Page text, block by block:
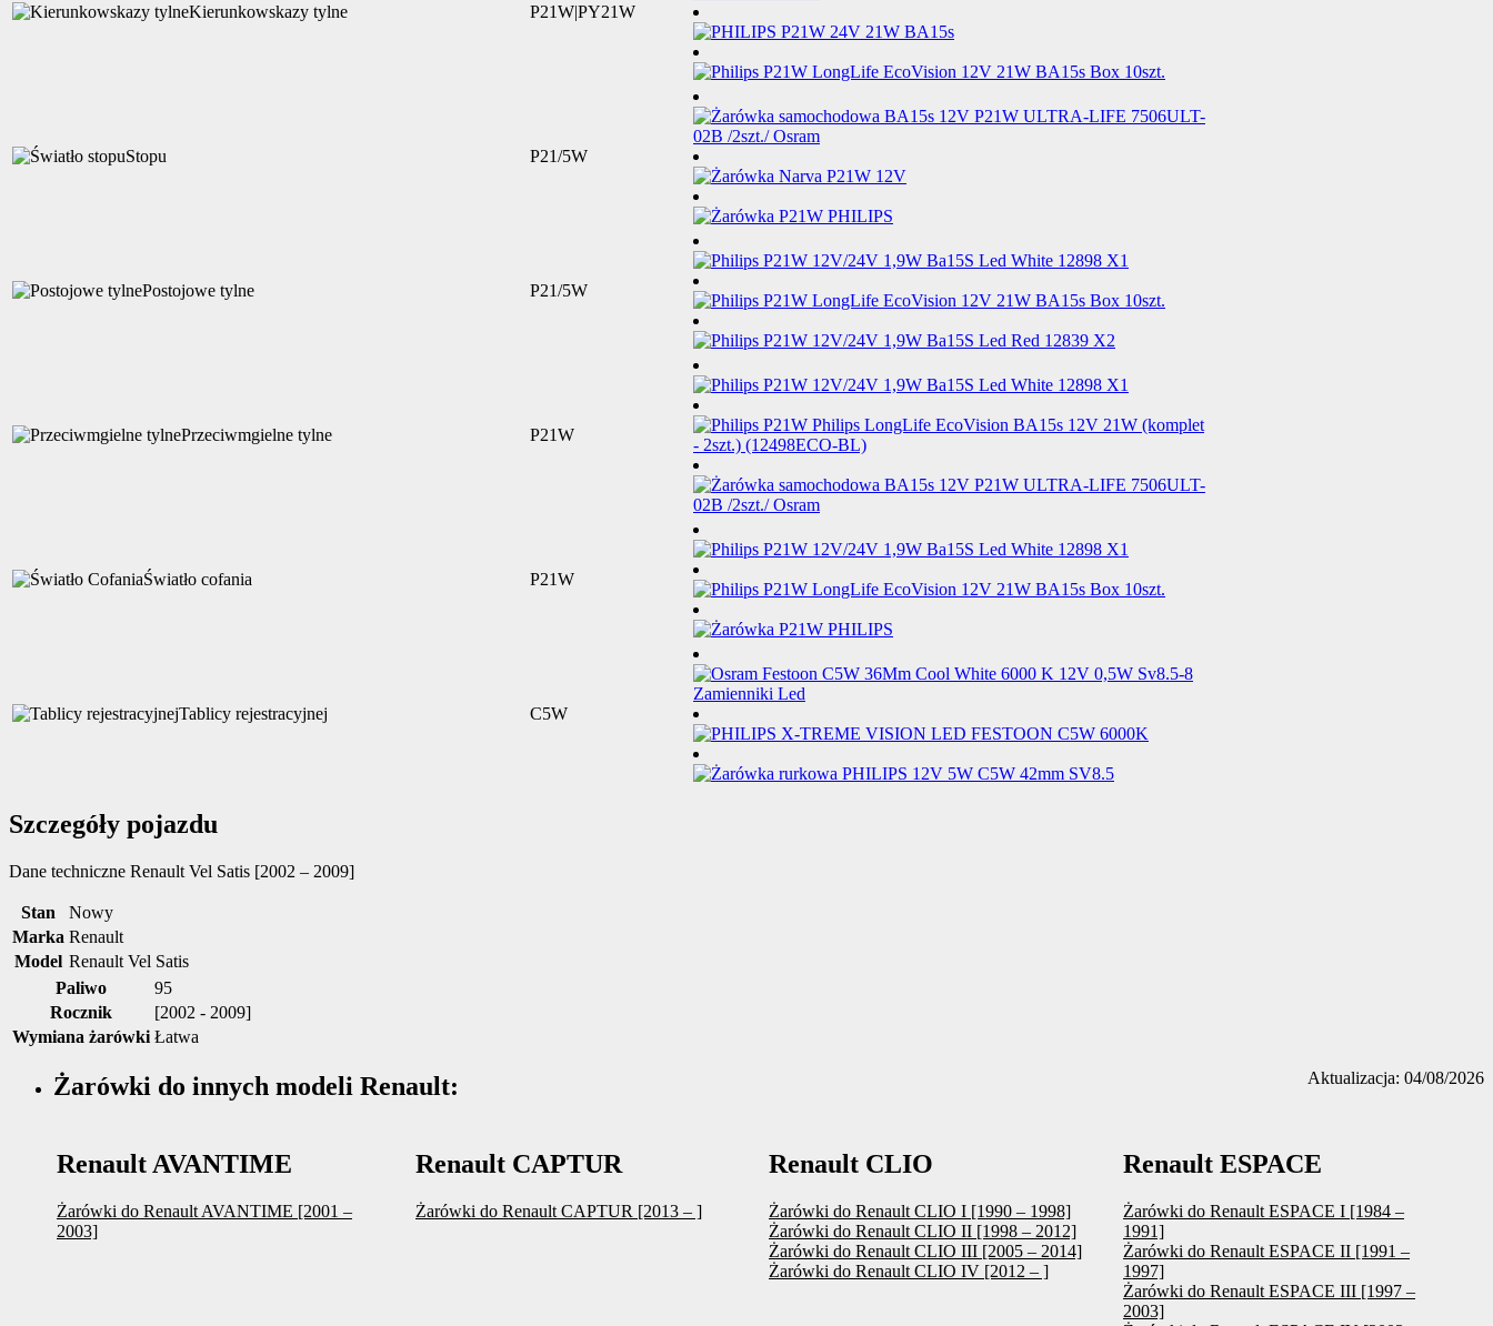
Kierunkowskazy tylne P21W|PY21W
Stopu P21/5W
Postojowe tylne P21/5W
Przeciwmgielne tylne P21W
Światło cofania P21W
Tablicy rejestracyjnej C5W
Szczegóły pojazdu
Dane techniczne Renault Vel Satis [2002 – 2009]
Stan
Nowy
Marka Renault
Model Renault Vel Satis
Paliwo
95
Rocznik
[2002 - 2009]
Wymiana żarówki Łatwa
Aktualizacja: 04/08/2026
Żarówki do innych modeli Renault:
Renault AVANTIME
Żarówki do Renault AVANTIME [2001 –
2003]
Renault CAPTUR
Żarówki do Renault CAPTUR [2013 – ]
Renault CLIO
Żarówki do Renault CLIO I [1990 – 1998]
Żarówki do Renault CLIO II [1998 – 2012]
Żarówki do Renault CLIO III [2005 – 2014]
Żarówki do Renault CLIO IV [2012 – ]
Renault ESPACE
Żarówki do Renault ESPACE I [1984 –
1991]
Żarówki do Renault ESPACE II [1991 –
1997]
Żarówki do Renault ESPACE III [1997 –
2003]